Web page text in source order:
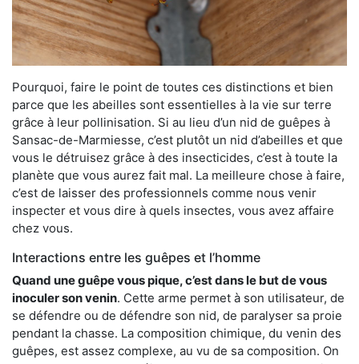
Pourquoi, faire le point de toutes ces distinctions et bien
parce que les abeilles sont essentielles à la vie sur terre
grâce à leur pollinisation. Si au lieu d’un nid de guêpes à
Sansac-de-Marmiesse, c’est plutôt un nid d’abeilles et que
vous le détruisez grâce à des insecticides, c’est à toute la
planète que vous aurez fait mal. La meilleure chose à faire,
c’est de laisser des professionnels comme nous venir
inspecter et vous dire à quels insectes, vous avez affaire
chez vous.
Interactions entre les guêpes et l’homme
Quand une guêpe vous pique, c’est dans le but de vous
inoculer son venin. Cette arme permet à son utilisateur, de
se défendre ou de défendre son nid, de paralyser sa proie
pendant la chasse. La composition chimique, du venin des
guêpes, est assez complexe, au vu de sa composition. On